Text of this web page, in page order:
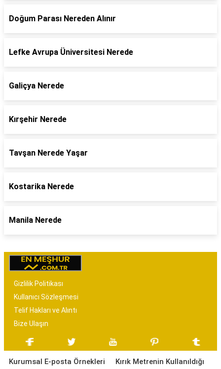
Doğum Parası Nereden Alınır
Lefke Avrupa Üniversitesi Nerede
Galiçya Nerede
Kırşehir Nerede
Tavşan Nerede Yaşar
Kostarika Nerede
Manila Nerede
Gizlilik Politikası
Kullanıcı Sözleşmesi
Telif Hakları ve Alıntı
Bize Ulaşın
Kurumsal E-posta Örnekleri
Kırık Metrenin Kullanıldığı